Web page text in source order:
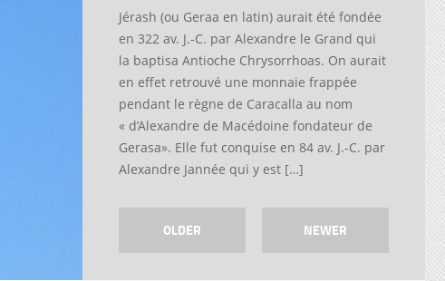
Jérash (ou Geraa en latin) aurait été fondée
en 322 av. J.-C. par Alexandre le Grand qui
la baptisa Antioche Chrysorrhoas. On aurait
en effet retrouvé une monnaie frappée
pendant le règne de Caracalla au nom
« d’Alexandre de Macédoine fondateur de
Gerasa». Elle fut conquise en 84 av. J.-C. par
Alexandre Jannée qui y est […]
OLDER NEWER